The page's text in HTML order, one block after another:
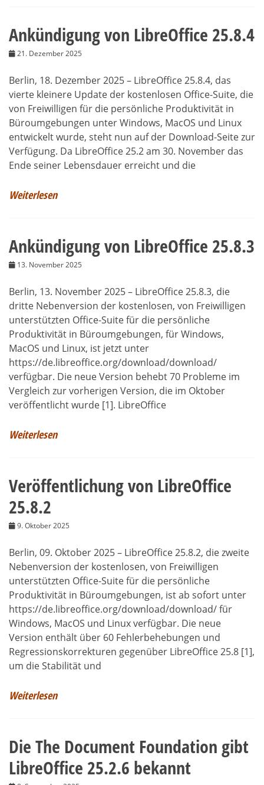
Ankündigung von LibreOffice 25.8.4
21. Dezember 2025
Berlin, 18. Dezember 2025 – LibreOffice 25.8.4, das
vierte kleinere Update der kostenlosen Office-Suite, die
von Freiwilligen für die persönliche Produktivität in
Büroumgebungen unter Windows, MacOS und Linux
entwickelt wurde, steht nun auf der Download-Seite zur
Verfügung. Da LibreOffice 25.2 am 30. November das
Ende seiner Lebensdauer erreicht und die
Weiterlesen
Ankündigung von LibreOffice 25.8.3
13. November 2025
Berlin, 13. November 2025 – LibreOffice 25.8.3, die
dritte Nebenversion der kostenlosen, von Freiwilligen
unterstützten Office-Suite für die persönliche
Produktivität in Büroumgebungen, für Windows,
MacOS und Linux, ist jetzt unter
https://de.libreoffice.org/download/download/
verfügbar. Die neue Version behebt 70 Probleme im
Vergleich zur vorherigen Version, die im Oktober
veröffentlicht wurde [1]. LibreOffice
Weiterlesen
Veröffentlichung von LibreOffice
25.8.2
9. Oktober 2025
Berlin, 09. Oktober 2025 – LibreOffice 25.8.2, die zweite
Nebenversion der kostenlosen, von Freiwilligen
unterstützten Office-Suite für die persönliche
Produktivität in Büroumgebungen, ist ab sofort unter
https://de.libreoffice.org/download/download/ für
Windows, MacOS und Linux verfügbar. Die neue
Version enthält über 60 Fehlerbehebungen und
Regressionskorrekturen gegenüber LibreOffice 25.8 [1],
um die Stabilität und
Weiterlesen
Die The Document Foundation gibt
LibreOffice 25.2.6 bekannt